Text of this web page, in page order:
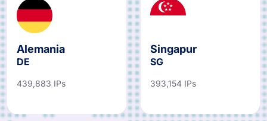
Alemania
DE
439,883 IPs
Singapur
SG
393,154 IPs